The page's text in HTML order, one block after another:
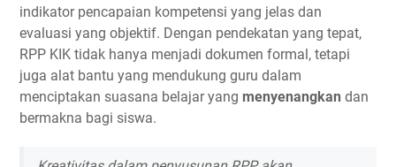
indikator pencapaian kompetensi yang jelas dan
evaluasi yang objektif. Dengan pendekatan yang tepat,
RPP KIK tidak hanya menjadi dokumen formal, tetapi
juga alat bantu yang mendukung guru dalam
menciptakan suasana belajar yang menyenangkan dan
bermakna bagi siswa.